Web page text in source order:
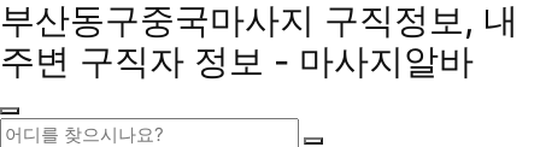
부산동구중국마사지 구직정보, 내
주변 구직자 정보 - 마사지알바